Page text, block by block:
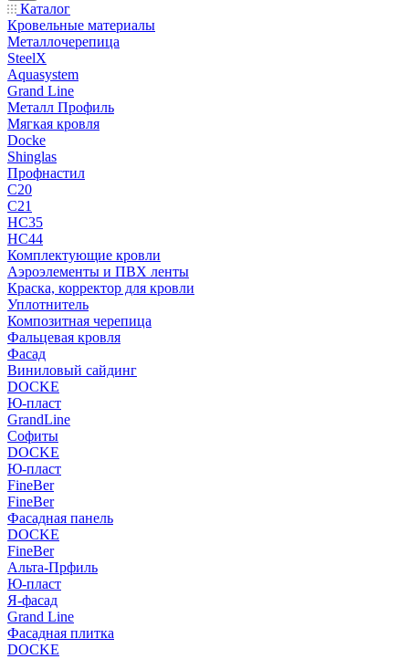
Каталог
Кровельные материалы
Металлочерепица
SteelX
Aquasystem
Grand Line
Металл Профиль
Мягкая кровля
Docke
Shinglas
Профнастил
C20
C21
НС35
НС44
Комплектующие кровли
Аэроэлементы и ПВХ ленты
Краска, корректор для кровли
Уплотнитель
Композитная черепица
Фальцевая кровля
Фасад
Виниловый сайдинг
DOCKE
Ю-пласт
GrandLine
Софиты
DOCKE
Ю-пласт
FineBer
FineBer
Фасадная панель
DOCKE
FineBer
Альта-Прфиль
Ю-пласт
Я-фасад
Grand Line
Фасадная плитка
DOCKE